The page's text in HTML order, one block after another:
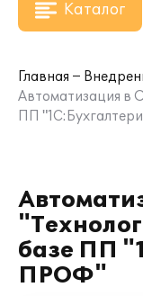
Каталог
Главная
Автоматизация в
ПП
базе ПП
ПРОФ"